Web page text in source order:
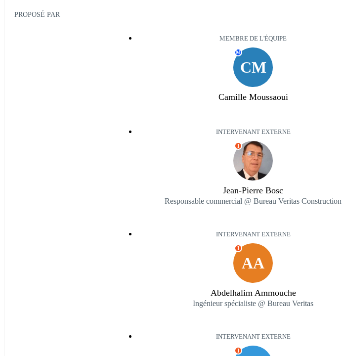
PROPOSÉ PAR
MEMBRE DE L'ÉQUIPE
CM
M
Camille Moussaoui
INTERVENANT EXTERNE
I
Jean-Pierre Bosc
Responsable commercial @ Bureau Veritas Construction
INTERVENANT EXTERNE
AA
I
Abdelhalim Ammouche
Ingénieur spécialiste @ Bureau Veritas
INTERVENANT EXTERNE
I